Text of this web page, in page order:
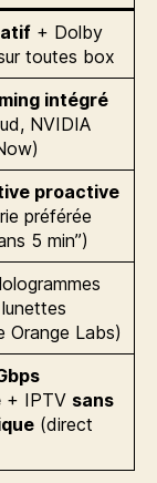
+ Dolby
toutes box
intégré
NVIDIA
proactive
préférée
5 min”)
Orange Labs)
+ IPTV sans
(direct